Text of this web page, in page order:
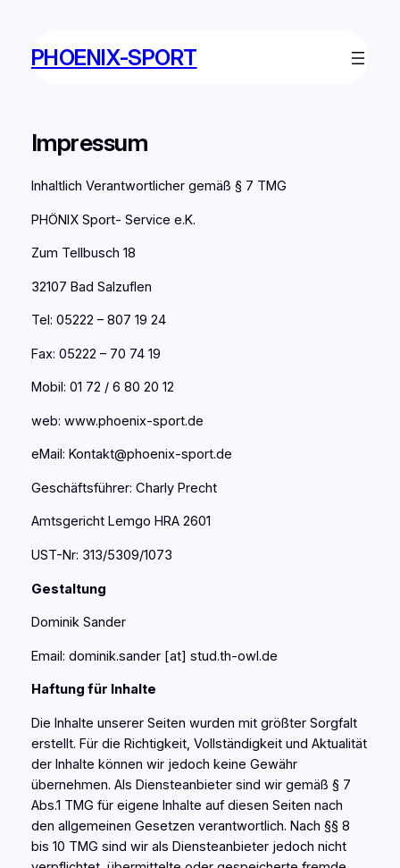
springen
PHOENIX-SPORT
Impressum
Inhaltlich Verantwortlicher gemäß § 7 TMG
PHÖNIX Sport- Service e.K.
Zum Tellbusch 18
32107 Bad Salzuflen
Tel: 05222 – 807 19 24
Fax: 05222 – 70 74 19
Mobil: 01 72 / 6 80 20 12
web: www.phoenix-sport.de
eMail: Kontakt@phoenix-sport.de
Geschäftsführer: Charly Precht
Amtsgericht Lemgo HRA 2601
UST-Nr: 313/5309/1073
Gestaltung
Dominik Sander
Email: dominik.sander [at] stud.th-owl.de
Haftung für Inhalte
Die Inhalte unserer Seiten wurden mit größter Sorgfalt
erstellt. Für die Richtigkeit, Vollständigkeit und Aktualität
der Inhalte können wir jedoch keine Gewähr
übernehmen. Als Diensteanbieter sind wir gemäß § 7
Abs.1 TMG für eigene Inhalte auf diesen Seiten nach
den allgemeinen Gesetzen verantwortlich. Nach §§ 8
bis 10 TMG sind wir als Diensteanbieter jedoch nicht